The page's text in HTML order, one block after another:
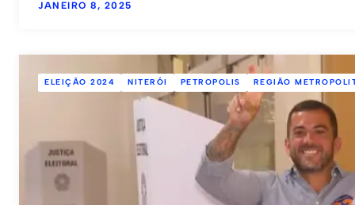
JANEIRO 8, 2025
ELEIÇÃO 2024 NITERÓI PETROPOLIS REGIÃO